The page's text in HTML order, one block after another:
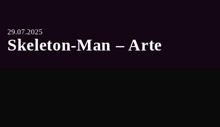
29.07.2025
Skeleton-Man – Arte